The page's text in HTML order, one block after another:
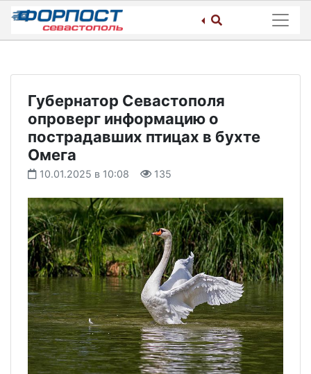
Skip
content
Губернатор Севастополя
опроверг информацию о
пострадавших птицах в бухте
Омега
10.01.2025 в 10:08 135